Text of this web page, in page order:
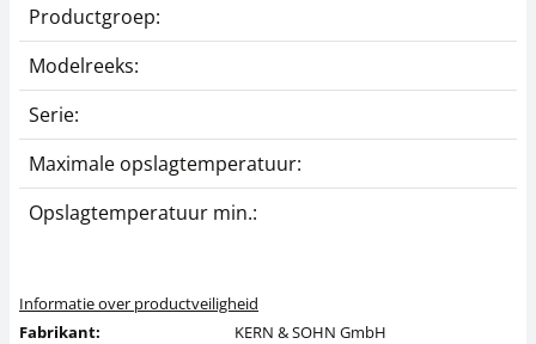
Productgroep:
Modelreeks:
Serie:
Maximale opslagtemperatuur:
Opslagtemperatuur min.:
Informatie over productveiligheid
Fabrikant:
KERN & SOHN GmbH